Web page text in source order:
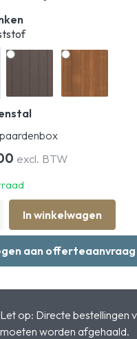
excl. BTW
In winkelwagen
aan offerteaanvraag
Let op: Directe bestellingen
moeten worden afgehaald.